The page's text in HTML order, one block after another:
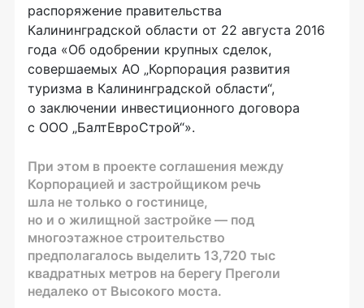
распоряжение правительства
Калининградской области от 22 августа 2016
года «Об одобрении крупных сделок,
совершаемых АО „Корпорация развития
туризма в Калининградской области“,
о заключении инвестиционного договора
с ООО „БалтЕвроСтрой“».
При этом в проекте соглашения между
Корпорацией и застройщиком речь
шла не только о гостинице,
но и о жилищной застройке — под
многоэтажное строительство
предполагалось выделить 1З,720 тыс
квадратных метров на берегу Преголи
недалеко от Высокого моста.